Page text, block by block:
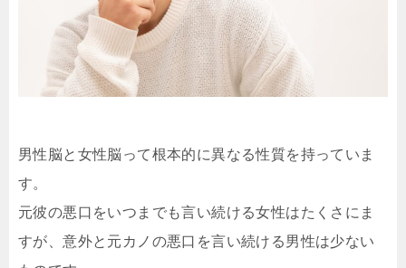
男性脳と女性脳って根本的に異なる性質を持っていま
す。
元彼の悪口をいつまでも言い続ける女性はたくさにま
すが、意外と元カノの悪口を言い続ける男性は少ない